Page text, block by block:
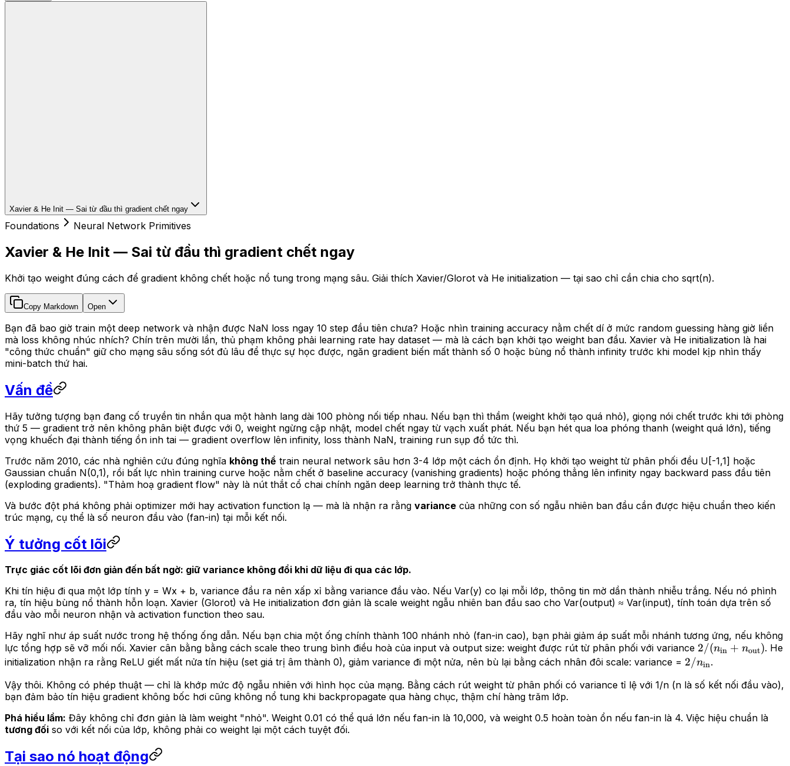
Xavier & He Init — Sai từ đầu thì gradient chết ngay
Foundations Neural Network Primitives
Xavier & He Init — Sai từ đầu thì gradient chết ngay
Khởi tạo weight đúng cách để gradient không chết hoặc nổ tung trong mạng sâu. Giải thích Xavier/Glorot và He initialization — tại sao chỉ cần chia cho sqrt(n).
Copy Markdown Open
Bạn đã bao giờ train một deep network và nhận được NaN loss ngay 10 step đầu tiên chưa? Hoặc nhìn training accuracy nằm chết dí ở mức random guessing hàng giờ liền
mà loss không nhúc nhích? Chín trên mười lần, thủ phạm không phải learning rate hay dataset — mà là cách bạn khởi tạo weight ban đầu. Xavier và He initialization là hai
"công thức chuẩn" giữ cho mạng sâu sống sót đủ lâu để thực sự học được, ngăn gradient biến mất thành số 0 hoặc bùng nổ thành infinity trước khi model kịp nhìn thấy
mini-batch thứ hai.
Vấn đề
Hãy tưởng tượng bạn đang cố truyền tin nhắn qua một hành lang dài 100 phòng nối tiếp nhau. Nếu bạn thì thầm (weight khởi tạo quá nhỏ), giọng nói chết trước khi tới phòng
thứ 5 — gradient trở nên không phân biệt được với 0, weight ngừng cập nhật, model chết ngay từ vạch xuất phát. Nếu bạn hét qua loa phóng thanh (weight quá lớn), tiếng
vọng khuếch đại thành tiếng ồn inh tai — gradient overflow lên infinity, loss thành NaN, training run sụp đổ tức thì.
Trước năm 2010, các nhà nghiên cứu đúng nghĩa không thể train neural network sâu hơn 3-4 lớp một cách ổn định. Họ khởi tạo weight từ phân phối đều U[-1,1] hoặc
Gaussian chuẩn N(0,1), rồi bất lực nhìn training curve hoặc nằm chết ở baseline accuracy (vanishing gradients) hoặc phóng thẳng lên infinity ngay backward pass đầu tiên
(exploding gradients). "Thảm hoạ gradient flow" này là nút thắt cổ chai chính ngăn deep learning trở thành thực tế.
Và bước đột phá không phải optimizer mới hay activation function lạ — mà là nhận ra rằng variance của những con số ngẫu nhiên ban đầu cần được hiệu chuẩn theo kiến
trúc mạng, cụ thể là số neuron đầu vào (fan-in) tại mỗi kết nối.
Ý tưởng cốt lõi
Trực giác cốt lõi đơn giản đến bất ngờ: giữ variance không đổi khi dữ liệu đi qua các lớp.
Khi tín hiệu đi qua một lớp tính y = Wx + b, variance đầu ra nên xấp xỉ bằng variance đầu vào. Nếu Var(y) co lại mỗi lớp, thông tin mờ dần thành nhiễu trắng. Nếu nó phình
ra, tín hiệu bùng nổ thành hỗn loạn. Xavier (Glorot) và He initialization đơn giản là scale weight ngẫu nhiên ban đầu sao cho Var(output) ≈ Var(input), tính toán dựa trên số
đầu vào mỗi neuron nhận và activation function theo sau.
Hãy nghĩ như áp suất nước trong hệ thống ống dẫn. Nếu bạn chia một ống chính thành 100 nhánh nhỏ (fan-in cao), bạn phải giảm áp suất mỗi nhánh tương ứng, nếu không
lực tổng hợp sẽ vỡ mối nối. Xavier cân bằng bằng cách scale theo trung bình điều hoà của input và output size: weight được rút từ phân phối với variance 2/(n_\text{in}
+
2/(nin + nout). He
initialization nhận ra rằng ReLU giết mất nửa tín hiệu (set giá trị âm thành 0), giảm variance đi một nửa, nên bù lại bằng cách nhân đôi scale: variance = 2/n_\text{in}
2/nin.
Vậy thôi. Không có phép thuật — chỉ là khớp mức độ ngẫu nhiên với hình học của mạng. Bằng cách rút weight từ phân phối có variance tỉ lệ với 1/n (n là số kết nối đầu vào),
bạn đảm bảo tín hiệu gradient không bốc hơi cũng không nổ tung khi backpropagate qua hàng chục, thậm chí hàng trăm lớp.
Phá hiểu lầm: Đây không chỉ đơn giản là làm weight "nhỏ". Weight 0.01 có thể quá lớn nếu fan-in là 10,000, và weight 0.5 hoàn toàn ổn nếu fan-in là 4. Việc hiệu chuẩn là
tương đối so với kết nối của lớp, không phải co weight lại một cách tuyệt đối.
Tại sao nó hoạt động